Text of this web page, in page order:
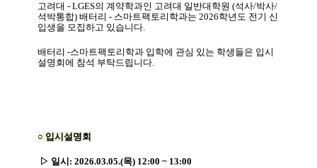
고려대 - LGES의 계약학과인 고려대 일반대학원 (석사/박사/
석박통합) 배터리 - 스마트팩토리학과는 2026학년도 전기 신
입생을 모집하고 있습니다.
배터리 -스마트팩토리학과 입학에 관심 있는 학생들은 입시
설명회에 참석 부탁드립니다.
○ 입시설명회
▷ 일시 : 2026.03.05.(목) 12:00 ~ 13:00